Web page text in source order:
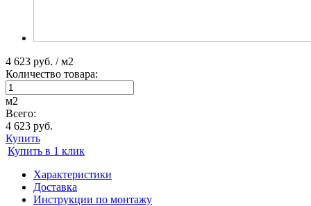
4 623 руб. / м2
Количество товара:
м2
Всего:
4 623 руб.
Купить
Купить в 1 клик
Характеристики
Доставка
Инструкции по монтажу